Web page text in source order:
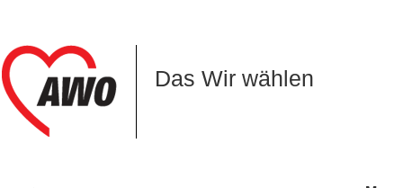
springen
springen
springen
Das Wir wählen